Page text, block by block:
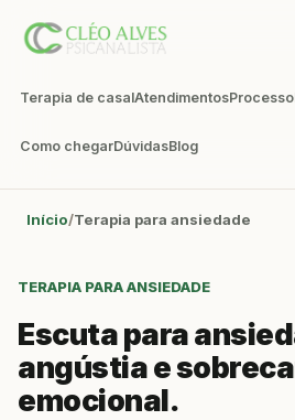
Terapia de casalAtendimentosProcesso
Como chegarDúvidasBlog
Início Terapia para ansiedade
TERAPIA PARA ANSIEDADE
Escuta para
angústia e
emocional.